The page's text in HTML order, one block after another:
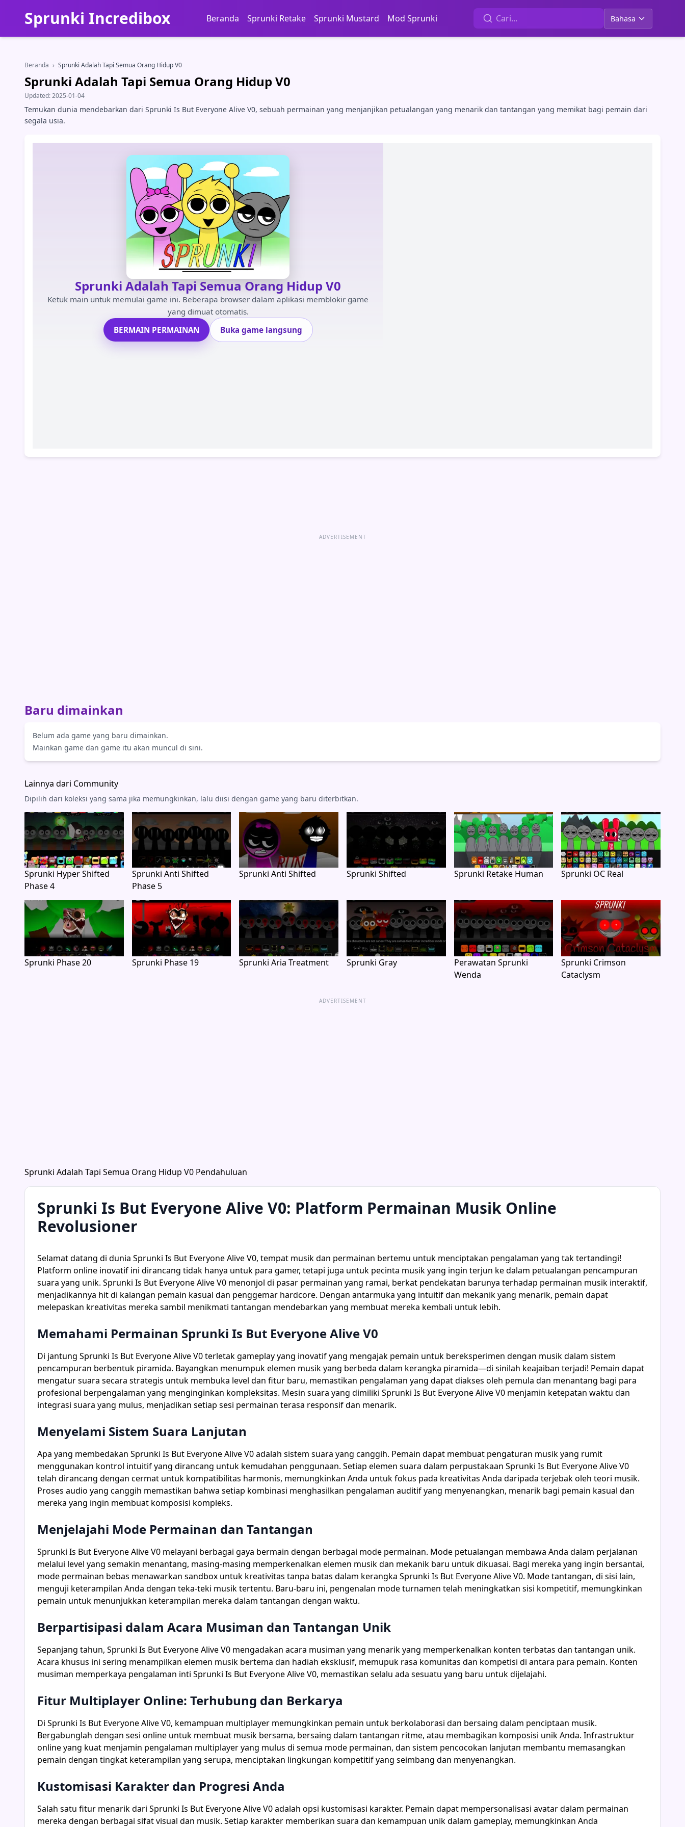
Sprunki Incredibox Beranda Sprunki Retake Sprunki Mustard Mod Sprunki Bahasa
Beranda › Sprunki Adalah Tapi Semua Orang Hidup V0
Sprunki Adalah Tapi Semua Orang Hidup V0
Updated:2025-01-04
Temukan dunia mendebarkan dari Sprunki Is But Everyone Alive V0, sebuah permainan yang menjanjikan petualangan yang menarik dan tantangan yang memikat bagi pemain dari
segala usia.
Sprunki Adalah Tapi Semua Orang Hidup V0
Ketuk main untuk memulai game ini. Beberapa browser dalam aplikasi memblokir game
yang dimuat otomatis.
BERMAIN PERMAINAN
Buka game langsung
ADVERTISEMENT
Baru dimainkan
Belum ada game yang baru dimainkan.
Mainkan game dan game itu akan muncul di sini.
Lainnya dari Community
Dipilih dari koleksi yang sama jika memungkinkan, lalu diisi dengan game yang baru diterbitkan.
Sprunki Hyper Shifted
Phase 4
Sprunki Anti Shifted
Phase 5
Sprunki Anti Shifted Sprunki Shifted Sprunki Retake Human Sprunki OC Real
Sprunki Phase 20 Sprunki Phase 19 Sprunki Aria Treatment Sprunki Gray
Perawatan Sprunki
Wenda
Sprunki Crimson
Cataclysm
ADVERTISEMENT
Sprunki Adalah Tapi Semua Orang Hidup V0 Pendahuluan
Sprunki Is But Everyone Alive V0: Platform Permainan Musik Online
Revolusioner
Selamat datang di dunia Sprunki Is But Everyone Alive V0, tempat musik dan permainan bertemu untuk menciptakan pengalaman yang tak tertandingi!
Platform online inovatif ini dirancang tidak hanya untuk para gamer, tetapi juga untuk pecinta musik yang ingin terjun ke dalam petualangan pencampuran
suara yang unik. Sprunki Is But Everyone Alive V0 menonjol di pasar permainan yang ramai, berkat pendekatan barunya terhadap permainan musik interaktif,
menjadikannya hit di kalangan pemain kasual dan penggemar hardcore. Dengan antarmuka yang intuitif dan mekanik yang menarik, pemain dapat
melepaskan kreativitas mereka sambil menikmati tantangan mendebarkan yang membuat mereka kembali untuk lebih.
Memahami Permainan Sprunki Is But Everyone Alive V0
Di jantung Sprunki Is But Everyone Alive V0 terletak gameplay yang inovatif yang mengajak pemain untuk bereksperimen dengan musik dalam sistem
pencampuran berbentuk piramida. Bayangkan menumpuk elemen musik yang berbeda dalam kerangka piramida—di sinilah keajaiban terjadi! Pemain dapat
mengatur suara secara strategis untuk membuka level dan fitur baru, memastikan pengalaman yang dapat diakses oleh pemula dan menantang bagi para
profesional berpengalaman yang menginginkan kompleksitas. Mesin suara yang dimiliki Sprunki Is But Everyone Alive V0 menjamin ketepatan waktu dan
integrasi suara yang mulus, menjadikan setiap sesi permainan terasa responsif dan menarik.
Menyelami Sistem Suara Lanjutan
Apa yang membedakan Sprunki Is But Everyone Alive V0 adalah sistem suara yang canggih. Pemain dapat membuat pengaturan musik yang rumit
menggunakan kontrol intuitif yang dirancang untuk kemudahan penggunaan. Setiap elemen suara dalam perpustakaan Sprunki Is But Everyone Alive V0
telah dirancang dengan cermat untuk kompatibilitas harmonis, memungkinkan Anda untuk fokus pada kreativitas Anda daripada terjebak oleh teori musik.
Proses audio yang canggih memastikan bahwa setiap kombinasi menghasilkan pengalaman auditif yang menyenangkan, menarik bagi pemain kasual dan
mereka yang ingin membuat komposisi kompleks.
Menjelajahi Mode Permainan dan Tantangan
Sprunki Is But Everyone Alive V0 melayani berbagai gaya bermain dengan berbagai mode permainan. Mode petualangan membawa Anda dalam perjalanan
melalui level yang semakin menantang, masing-masing memperkenalkan elemen musik dan mekanik baru untuk dikuasai. Bagi mereka yang ingin bersantai,
mode permainan bebas menawarkan sandbox untuk kreativitas tanpa batas dalam kerangka Sprunki Is But Everyone Alive V0. Mode tantangan, di sisi lain,
menguji keterampilan Anda dengan teka-teki musik tertentu. Baru-baru ini, pengenalan mode turnamen telah meningkatkan sisi kompetitif, memungkinkan
pemain untuk menunjukkan keterampilan mereka dalam tantangan dengan waktu.
Berpartisipasi dalam Acara Musiman dan Tantangan Unik
Sepanjang tahun, Sprunki Is But Everyone Alive V0 mengadakan acara musiman yang menarik yang memperkenalkan konten terbatas dan tantangan unik.
Acara khusus ini sering menampilkan elemen musik bertema dan hadiah eksklusif, memupuk rasa komunitas dan kompetisi di antara para pemain. Konten
musiman memperkaya pengalaman inti Sprunki Is But Everyone Alive V0, memastikan selalu ada sesuatu yang baru untuk dijelajahi.
Fitur Multiplayer Online: Terhubung dan Berkarya
Di Sprunki Is But Everyone Alive V0, kemampuan multiplayer memungkinkan pemain untuk berkolaborasi dan bersaing dalam penciptaan musik.
Bergabunglah dengan sesi online untuk membuat musik bersama, bersaing dalam tantangan ritme, atau membagikan komposisi unik Anda. Infrastruktur
online yang kuat menjamin pengalaman multiplayer yang mulus di semua mode permainan, dan sistem pencocokan lanjutan membantu memasangkan
pemain dengan tingkat keterampilan yang serupa, menciptakan lingkungan kompetitif yang seimbang dan menyenangkan.
Kustomisasi Karakter dan Progresi Anda
Salah satu fitur menarik dari Sprunki Is But Everyone Alive V0 adalah opsi kustomisasi karakter. Pemain dapat mempersonalisasi avatar dalam permainan
mereka dengan berbagai sifat visual dan musik. Setiap karakter memberikan suara dan kemampuan unik dalam gameplay, memungkinkan Anda